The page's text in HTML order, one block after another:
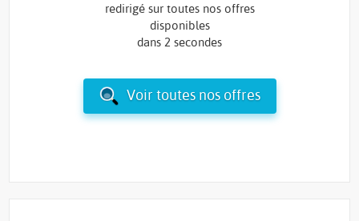
redirigé sur toutes nos offres
disponibles
dans 2 secondes
Voir toutes nos offres